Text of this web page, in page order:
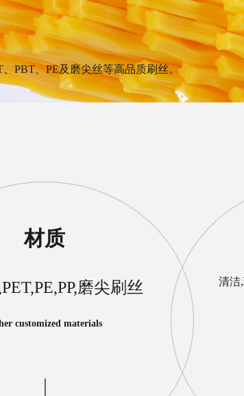
PBT、PE及磨尖丝等高品质刷丝。
材质
磨尖刷丝
customized materials
清洁